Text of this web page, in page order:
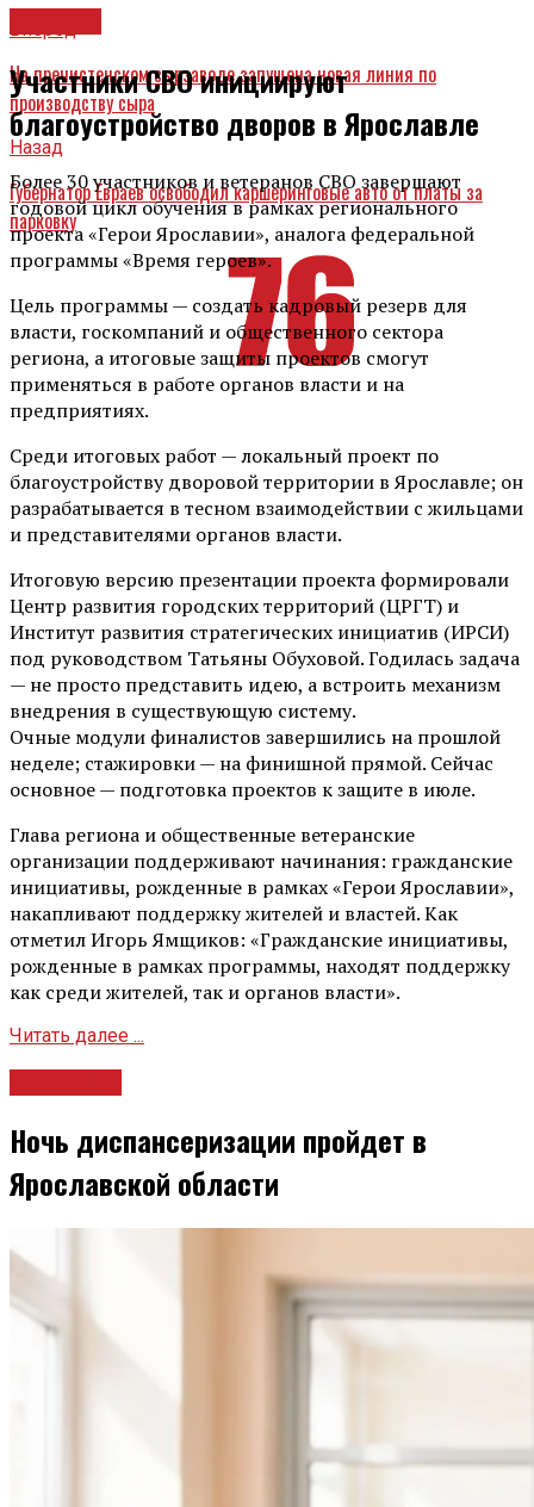
Вперед
На пречистенском сырзаводе запущена новая линия по
производству сыра
Назад
Губернатор Евраев освободил каршеринговые авто от платы за
парковку
Участники СВО инициируют
благоустройство дворов в Ярославле
Более 30 участников и ветеранов СВО завершают
годовой цикл обучения в рамках регионального
проекта «Герои Ярославии», аналога федеральной
программы «Время героев».
Цель программы — создать кадровый резерв для
власти, госкомпаний и общественного сектора
региона, а итоговые защиты проектов смогут
применяться в работе органов власти и на
предприятиях.
Среди итоговых работ — локальный проект по
благоустройству дворовой территории в Ярославле; он
разрабатывается в тесном взаимодействии с жильцами
и представителями органов власти.
Итоговую версию презентации проекта формировали
Центр развития городских территорий (ЦРГТ) и
Институт развития стратегических инициатив (ИРСИ)
под руководством Татьяны Обуховой. Годилась задача
— не просто представить идею, а встроить механизм
внедрения в существующую систему.
Очные модули финалистов завершились на прошлой
неделе; стажировки — на финишной прямой. Сейчас
основное — подготовка проектов к защите в июле.
Глава региона и общественные ветеранские
организации поддерживают начинания: гражданские
инициативы, рожденные в рамках «Герои Ярославии»,
накапливают поддержку жителей и властей. Как
отметил Игорь Ямщиков: «Гражданские инициативы,
рожденные в рамках программы, находят поддержку
как среди жителей, так и органов власти».
Читать далее ...
Ночь диспансеризации пройдет в
Ярославской области